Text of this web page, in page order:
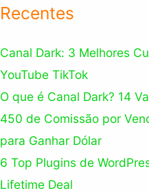
Recentes
Canal Dark: 3 Melhores
YouTube TikTok
O que é Canal Dark? 14
450 de Comissão por
para Ganhar Dólar
6 Top Plugins de
Lifetime Deal